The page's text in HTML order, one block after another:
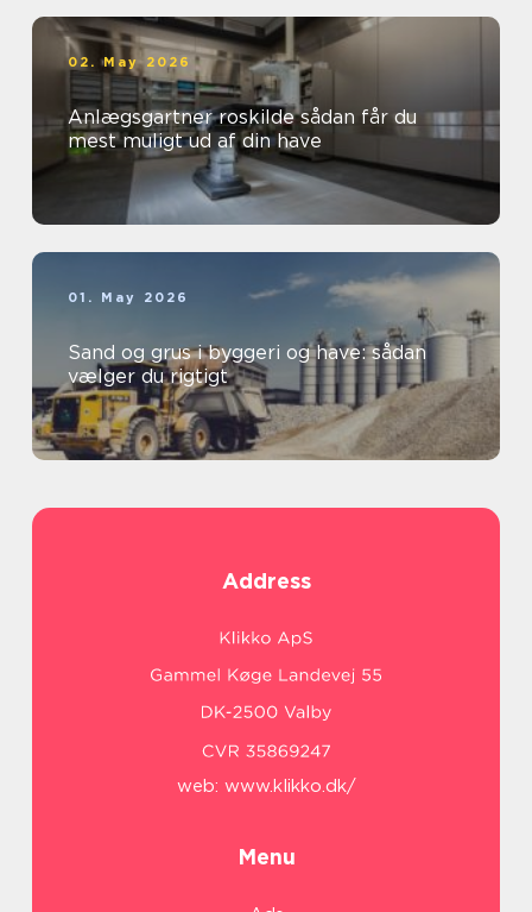
02. May 2026
Anlægsgartner roskilde sådan får du
mest muligt ud af din have
01. May 2026
Sand og grus i byggeri og have: sådan
vælger du rigtigt
Address
web: www.klikko.dk/
Menu